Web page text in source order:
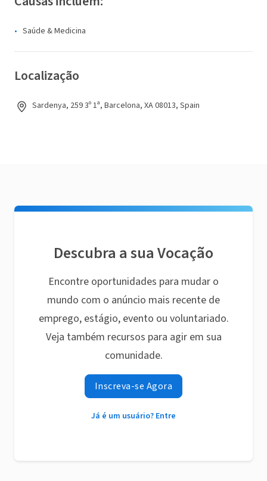
Saúde & Medicina
Localização
Sardenya, 259 3º 1ª, Barcelona, XA 08013, Spain
Descubra a sua Vocação
Encontre oportunidades para mudar o
mundo com o anúncio mais recente de
emprego, estágio, evento ou voluntariado.
Veja também recursos para agir em sua
comunidade.
Inscreva-se Agora
Já é um usuário? Entre